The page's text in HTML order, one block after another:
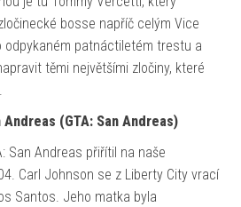
bosse napříč celým Vice
odpykaném patnáctiletém trestu a
těmi největšími zločiny, které
(GTA: San Andreas)
San Andreas přiřítil na naše
Carl Johnson se z Liberty City vrací
Santos. Jeho matka byla